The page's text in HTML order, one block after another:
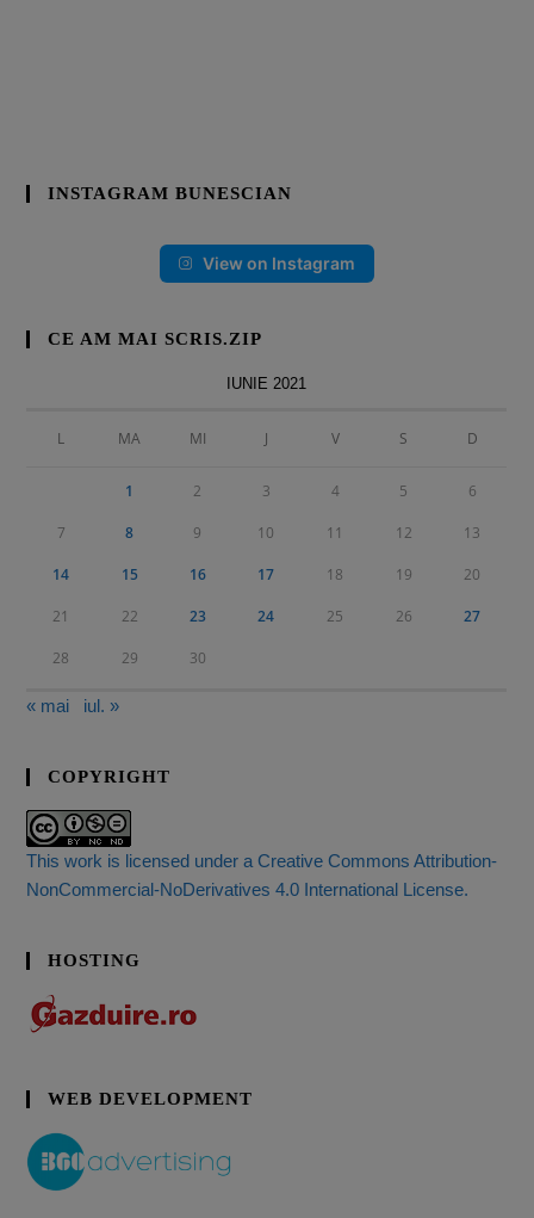
INSTAGRAM BUNESCIAN
View on Instagram
CE AM MAI SCRIS.ZIP
IUNIE 2021
L MA MI J V S D
1 2 3 4 5 6
7 8 9 10 11 12 13
14 15 16 17 18 19 20
21 22 23 24 25 26 27
28 29 30
« mai iul. »
COPYRIGHT
This work is licensed under a Creative Commons Attribution-
NonCommercial-NoDerivatives 4.0 International License.
HOSTING
WEB DEVELOPMENT